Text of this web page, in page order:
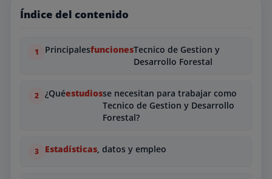
Índice del contenido
PrincipalesfuncionesTecnico de Gestion y
Desarrollo Forestal
¿Quéestudiosse necesitan para trabajar como
Tecnico de Gestion y Desarrollo
Forestal?
Estadísticas, datos y empleo